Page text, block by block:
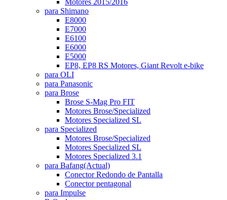
Motores 2015/2016
para Shimano
E8000
E7000
E6100
E6000
E5000
EP8, EP8 RS Motores, Giant Revolt e-bike
para OLI
para Panasonic
para Brose
Brose S-Mag Pro FIT
Motores Brose/Specialized
Motores Specialized SL
para Specialized
Motores Brose/Specialized
Motores Specialized SL
Motores Specialized 3.1
para Bafang(Actual)
Conector Redondo de Pantalla
Conector pentagonal
para Impulse